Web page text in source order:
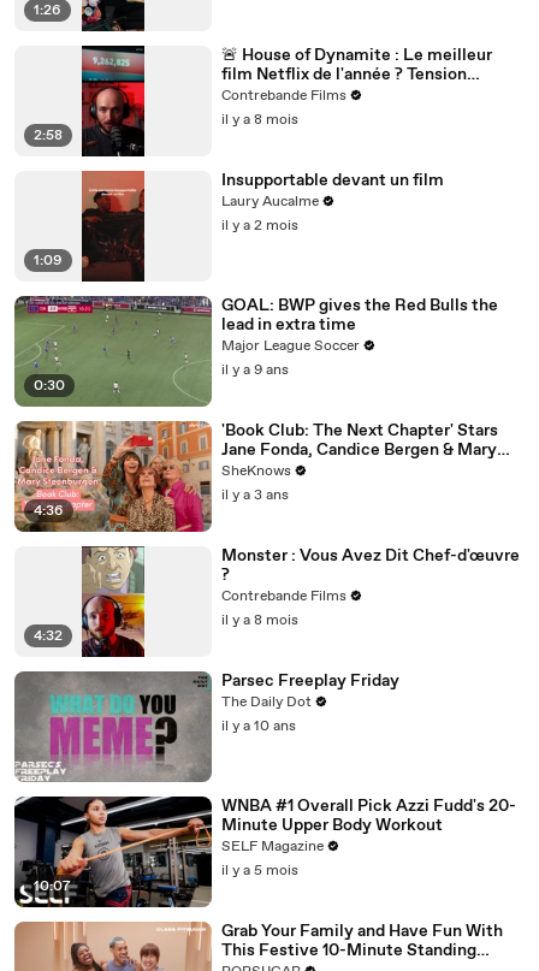
1:26
2:58
🚨 House of Dynamite : Le meilleur
film Netflix de l'année ? Tension
nucléaire et décision impossible 🎬
Contrebande Films
il y a 8 mois
1:09
Insupportable devant un film
Laury Aucalme
il y a 2 mois
0:30
GOAL: BWP gives the Red Bulls the
lead in extra time
Major League Soccer
il y a 9 ans
4:36
'Book Club: The Next Chapter' Stars
Jane Fonda, Candice Bergen & Mary
Steenburgen Reveal Who They’d Go to
Jail With
SheKnows
il y a 3 ans
4:32
Monster : Vous Avez Dit Chef-d'œuvre
?
Contrebande Films
il y a 8 mois
Parsec Freeplay Friday
The Daily Dot
il y a 10 ans
10:07
WNBA #1 Overall Pick Azzi Fudd's 20-
Minute Upper Body Workout
SELF Magazine
il y a 5 mois
Grab Your Family and Have Fun With
This Festive 10-Minute Standing